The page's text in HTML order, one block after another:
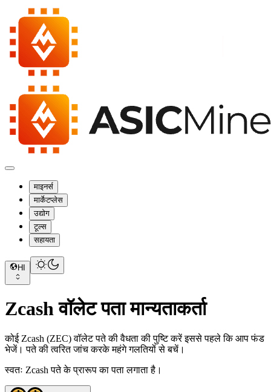
माइनर्स
मार्केटप्लेस
उद्योग
टूल्स
सहायता
HI
Zcash वॉलेट पता मान्यताकर्ता
कोई Zcash (ZEC) वॉलेट पते की वैधता की पुष्टि करें इससे पहले कि आप फंड
भेजें। पते की त्वरित जांच करके महंगे गलतियों से बचें।
स्वतः Zcash पते के प्रारूप का पता लगाता है।